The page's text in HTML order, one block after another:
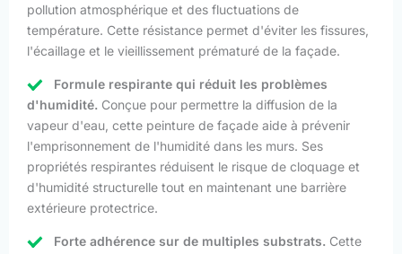
pollution atmosphérique et des fluctuations de
température. Cette résistance permet d'éviter les fissures,
l'écaillage et le vieillissement prématuré de la façade.
Formule respirante qui réduit les problèmes
d'humidité. Conçue pour permettre la diffusion de la
vapeur d'eau, cette peinture de façade aide à prévenir
l'emprisonnement de l'humidité dans les murs. Ses
propriétés respirantes réduisent le risque de cloquage et
d'humidité structurelle tout en maintenant une barrière
extérieure protectrice.
Forte adhérence sur de multiples substrats. Cette